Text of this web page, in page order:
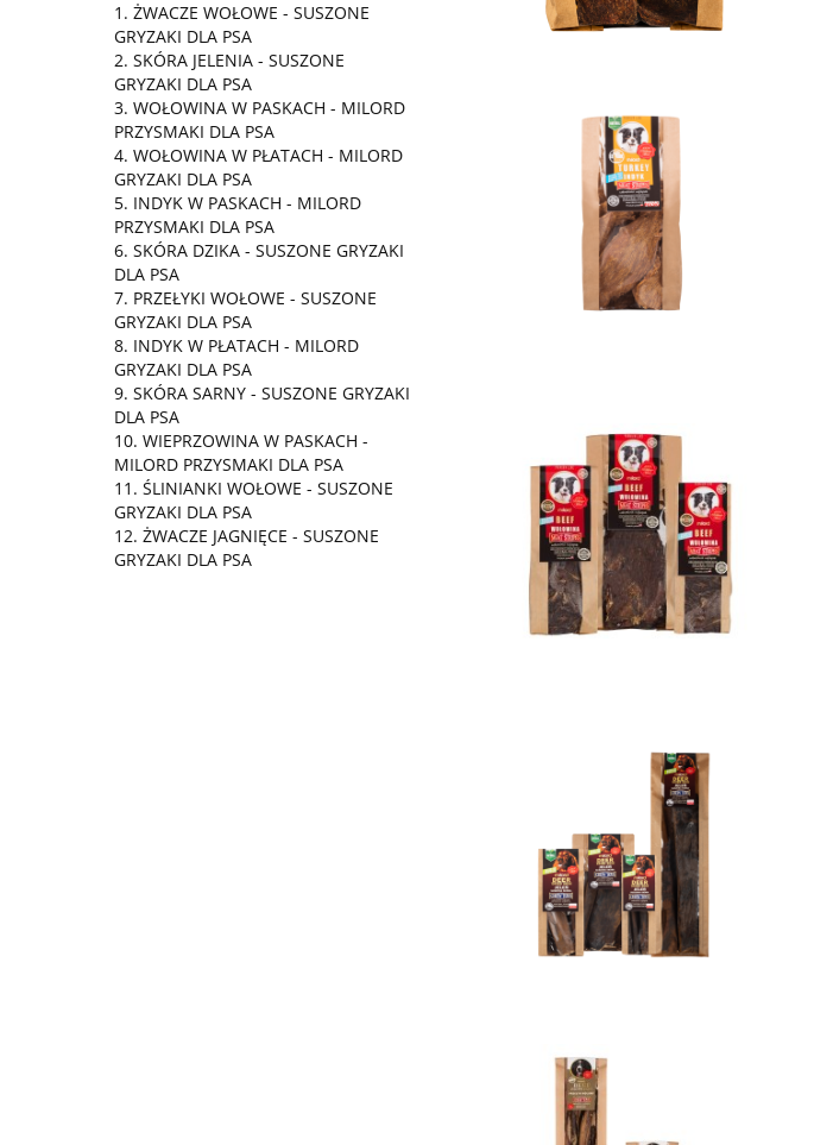
ŻWACZE WOŁOWE - SUSZONE
GRYZAKI DLA PSA
SKÓRA JELENIA - SUSZONE
GRYZAKI DLA PSA
WOŁOWINA W PASKACH - MILORD
PRZYSMAKI DLA PSA
WOŁOWINA W PŁATACH - MILORD
GRYZAKI DLA PSA
INDYK W PASKACH - MILORD
PRZYSMAKI DLA PSA
SKÓRA DZIKA - SUSZONE GRYZAKI
DLA PSA
PRZEŁYKI WOŁOWE - SUSZONE
GRYZAKI DLA PSA
INDYK W PŁATACH - MILORD
GRYZAKI DLA PSA
SKÓRA SARNY - SUSZONE GRYZAKI
DLA PSA
WIEPRZOWINA W PASKACH -
MILORD PRZYSMAKI DLA PSA
ŚLINIANKI WOŁOWE - SUSZONE
GRYZAKI DLA PSA
ŻWACZE JAGNIĘCE - SUSZONE
GRYZAKI DLA PSA